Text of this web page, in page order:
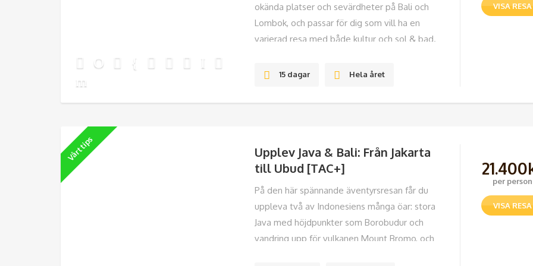
okända platser och sevärdheter på Bali och
Lombok, och passar för dig som vill ha en
varierad resa med både kultur och sol & bad.
VISA RESA
15 dagar Hela året
5/10
Vårt tips
Upplev Java & Bali: Från Jakarta
till Ubud [TAC+]
På den här spännande äventyrsresan får du
uppleva två av Indonesiens många öar: stora
Java med höjdpunkter som Borobudur och
vandring upp för vulkanen Mount Bromo, och
21.400
per person
VISA RESA